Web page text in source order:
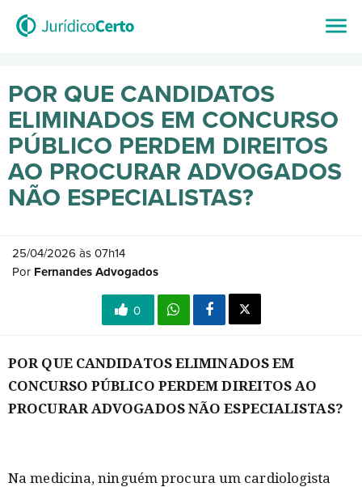
POR QUE CANDIDATOS
ELIMINADOS EM CONCURSO
PÚBLICO PERDEM DIREITOS
AO PROCURAR ADVOGADOS
NÃO ESPECIALISTAS?
25/04/2026 às 07h14
Por Fernandes Advogados
0
POR QUE CANDIDATOS ELIMINADOS EM
CONCURSO PÚBLICO PERDEM DIREITOS AO
PROCURAR ADVOGADOS NÃO ESPECIALISTAS?
Na medicina, ninguém procura um cardiologista